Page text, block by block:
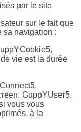
par le site
sur le fait que
sa navigation :
vie est la durée
GuppYUser5,
vous vous
à la